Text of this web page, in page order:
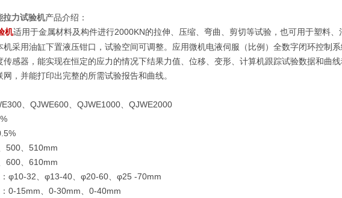
拉力试验机产品介绍：
机适用于金属材料及构件进行2000KN的拉伸、压缩、弯曲、剪切等试验，也可用于塑料
机采用油缸下置液压钳口，试验空间可调整。应用微机电液伺服（比例）全数字闭环控制系
感器，能实现在恒定的应力的情况下结果力值、位移、变形、计算机跟踪试验数据和曲线
，并能打印出完整的所需试验报告和曲线。
、QJWE600、QJWE1000、QJWE2000
500、510mm
600、610mm
φ10-32、φ13-40、φ20-60、φ25 -70mm
0-15mm、0-30mm、0-40mm